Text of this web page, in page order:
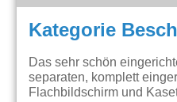
Kategorie
Das sehr schön
separaten, komplett
Flachbildschirm und